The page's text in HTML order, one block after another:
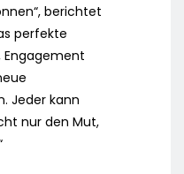
berichtet
perfekte
Jeder kann
nur den Mut,